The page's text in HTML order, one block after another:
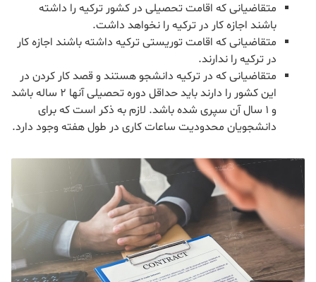
متقاضیانی که اقامت تحصیلی در کشور ترکیه را داشته
باشند اجازه کار در ترکیه را نخواهد داشت.
متقاضیانی که اقامت توریستی ترکیه داشته باشند اجازه کار
در ترکیه را ندارند.
متقاضیانی که در ترکیه دانشجو هستند و قصد کار کردن در
این کشور را دارند باید حداقل دوره تحصیلی آنها 2 ساله باشد
و 1 سال آن سپری شده باشد. لازم به ذکر است که برای
دانشجویان محدودیت ساعات کاری در طول هفته وجود دارد.